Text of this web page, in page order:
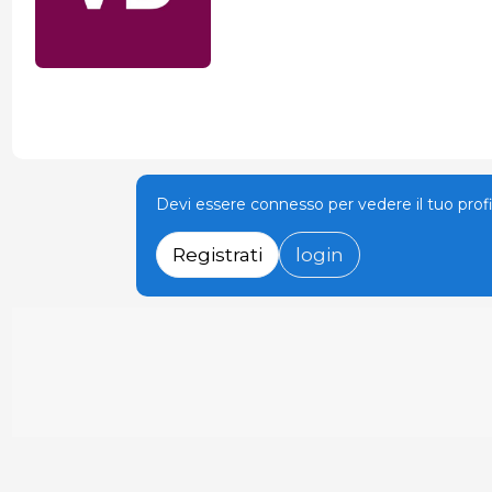
Devi essere connesso per vedere il tuo
Registrati login